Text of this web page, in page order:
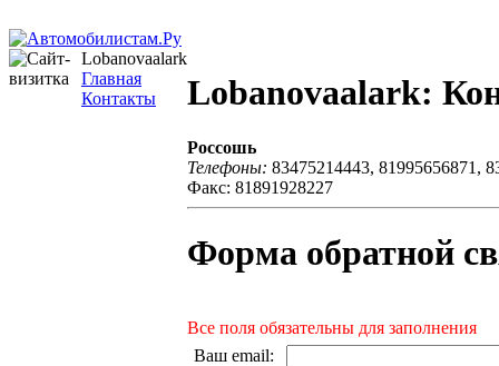
Lobanovaalark
Главная
Контакты
Lobanovaalark:
Россошь
Телефоны: 83475214443, 81995656871,
Факс: 81891928227
Форма обратной
Все поля обязательны для заполнения
Ваш email: